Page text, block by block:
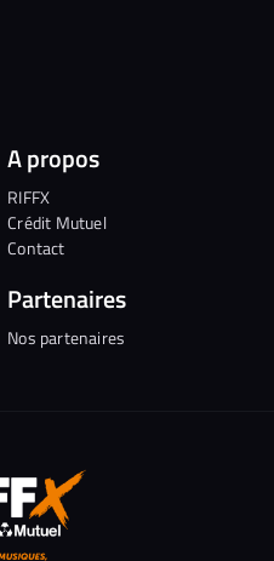
A propos
RIFFX
Crédit Mutuel
Contact
Partenaires
Nos partenaires